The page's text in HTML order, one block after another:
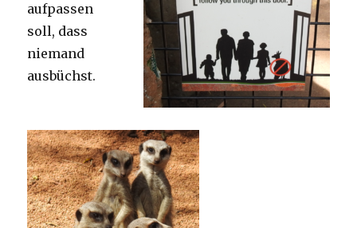
aufpassen
soll, dass
niemand
ausbüchst.